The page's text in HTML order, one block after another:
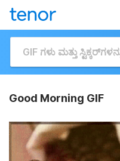
Good Morning GIF